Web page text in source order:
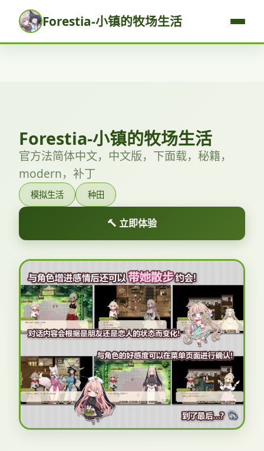
Forestia-小镇的牧场生活
Forestia-小镇的牧场生活
官方法简体中文，中文版，下面载，秘籍，
modern，补丁
模拟生活 种田
🔨 立即体验